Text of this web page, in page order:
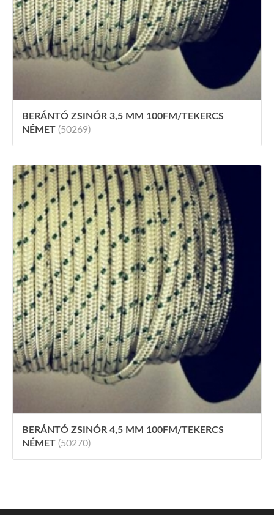
BERÁNTÓ ZSINÓR 3,5 MM 100FM/TEKERCS
NÉMET (50269)
BERÁNTÓ ZSINÓR 4,5 MM 100FM/TEKERCS
NÉMET (50270)